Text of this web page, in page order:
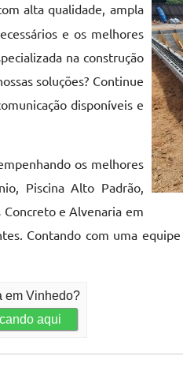
alta qualidade, ampla
e os melhores
na construção
soluções? Continue
disponíveis e
os melhores
Piscina Alto Padrão,
Concreto e Alvenaria em
Contando com uma
em Vinhedo?
aqui